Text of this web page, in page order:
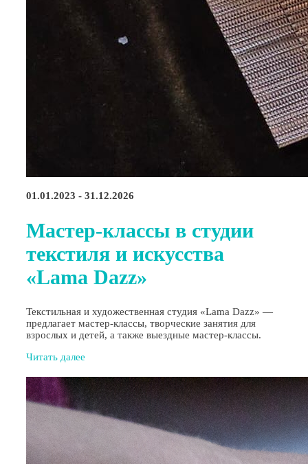
01.01.2023 - 31.12.2026
Мастер-классы в студии
текстиля и искусства
«Lama Dazz»
Текстильная и художественная студия «Lama Dazz» —
предлагает мастер-классы, творческие занятия для
взрослых и детей, а также выездные мастер-классы.
Читать далее